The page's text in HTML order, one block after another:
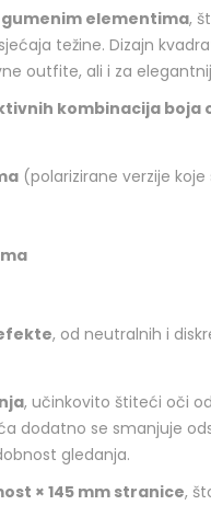
elementima,
težine. Dizajn
outfite, ali i za
kombinacija boja
(polarizirane verzije
, od neutralnih i
, učinkovito štiteći oči
dodatno se smanjuje
gledanja.
× 145 mm stranice,